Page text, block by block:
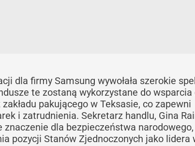
dla firmy Samsung wywołała szerokie
te zostaną wykorzystane do wsparcia
pakującego w Teksasie, co zapewni
i zatrudnienia. Sekretarz handlu, Gina
dla bezpieczeństwa narodowego,
pozycji Stanów Zjednoczonych jako lidera